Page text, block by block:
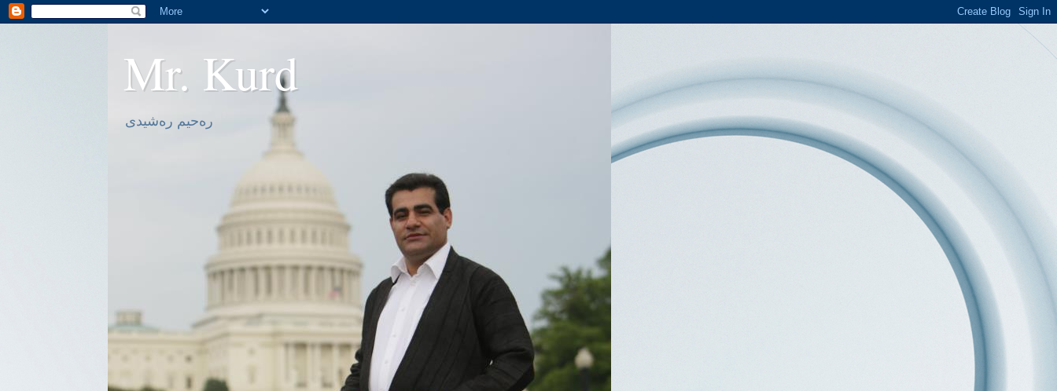
Mr. Kurd
ره‌حیم ره‌شیدی